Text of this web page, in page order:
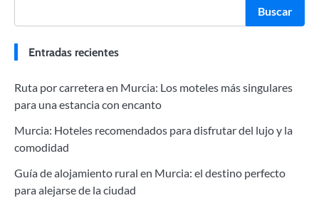
Buscar
Entradas recientes
Ruta por carretera en Murcia: Los moteles más singulares
para una estancia con encanto
Murcia: Hoteles recomendados para disfrutar del lujo y la
comodidad
Guía de alojamiento rural en Murcia: el destino perfecto
para alejarse de la ciudad